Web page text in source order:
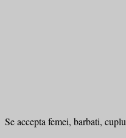
Se accepta femei, barbati,